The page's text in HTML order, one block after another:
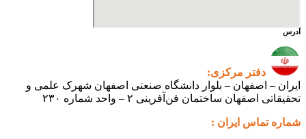
آدرس
دفتر مرکزی:
ایران – اصفهان – بلوار دانشگاه صنعتی اصفهان شهرک علمی و
تحقیقاتی اصفهان ساختمان فن‌آفرینی ۲ – واحد شماره ۲۳۰
شماره تماس ایران :